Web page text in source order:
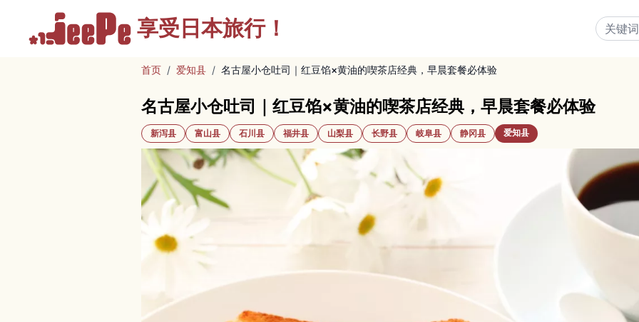
享受 日本旅行！
首页 / 爱知县 / 名古屋小仓吐司｜红豆馅×黄油的喫茶店经典，早晨套餐必体验
名古屋小仓吐司｜红豆馅×黄油的喫茶店经典，早晨套餐必体验
新泻县 富山县 石川县 福井县 山梨县 长野县 岐阜县 静冈县 爱知县